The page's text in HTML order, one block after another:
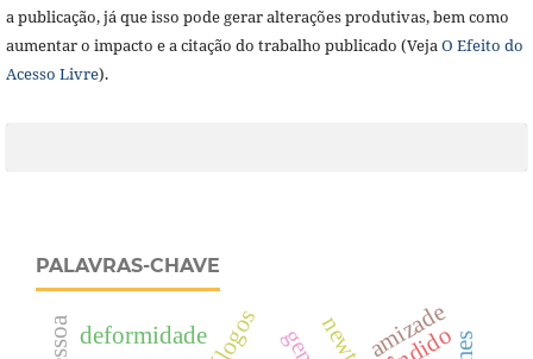
a publicação, já que isso pode gerar alterações produtivas, bem como
aumentar o impacto e a citação do trabalho publicado (VejaO Efeito do
Acesso Livre).
PALAVRAS-CHAVE
deformidade amizade